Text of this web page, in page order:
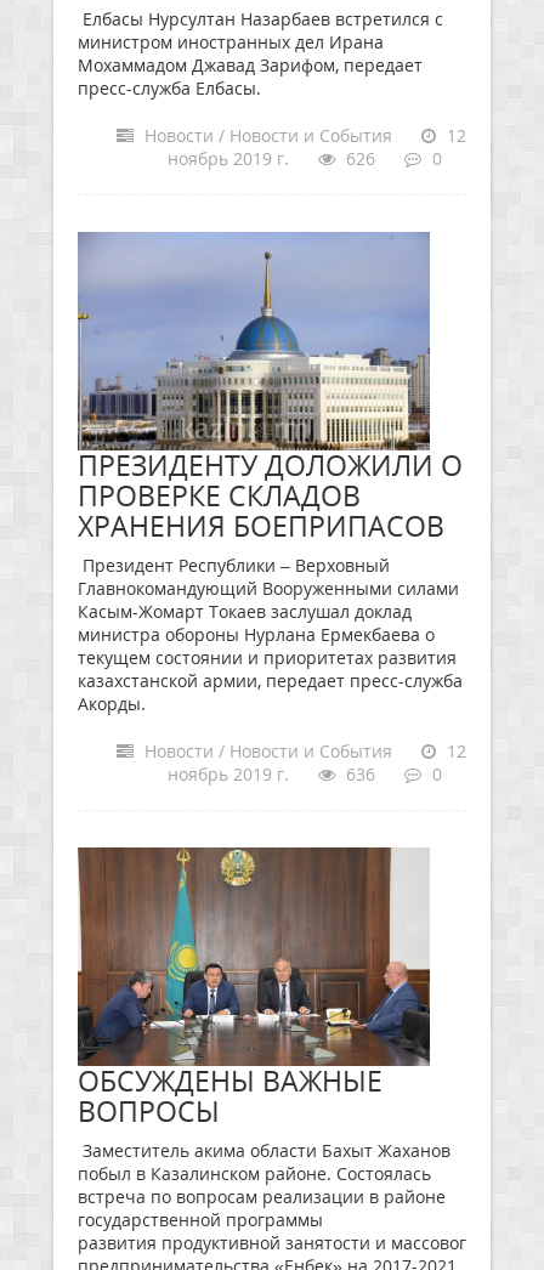
Елбасы Нурсултан Назарбаев встретился с
министром иностранных дел Ирана
Мохаммадом Джавад Зарифом, передает
пресс-служба Елбасы.
Новости / Новости и События
12
ноябрь 2019 г.
626 0
ПРЕЗИДЕНТУ ДОЛОЖИЛИ О
ПРОВЕРКЕ СКЛАДОВ
ХРАНЕНИЯ БОЕПРИПАСОВ
Президент Республики – Верховный
Главнокомандующий Вооруженными силами
Касым-Жомарт Токаев заслушал доклад
министра обороны Нурлана Ермекбаева о
текущем состоянии и приоритетах развития
казахстанской армии, передает пресс-служба
Акорды.
Новости / Новости и События
12
ноябрь 2019 г.
636 0
ОБСУЖДЕНЫ ВАЖНЫЕ
ВОПРОСЫ
Заместитель акима области Бахыт Жаханов
побыл в Казалинском районе. Состоялась
встреча по вопросам реализации в районе
государственной программы
развития продуктивной занятости и массового